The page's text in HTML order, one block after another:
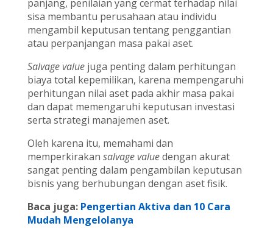
panjang, penilaian yang cermat terhadap nilai
sisa membantu perusahaan atau individu
mengambil keputusan tentang penggantian
atau perpanjangan masa pakai aset.
Salvage valuejuga penting dalam perhitungan
biaya total kepemilikan, karena mempengaruhi
perhitungan nilai aset pada akhir masa pakai
dan dapat memengaruhi keputusan investasi
serta strategi manajemen aset.
Oleh karena itu, memahami dan
memperkirakan salvage valuedengan akurat
sangat penting dalam pengambilan keputusan
bisnis yang berhubungan dengan aset fisik.
Baca juga: Pengertian Aktiva dan 10 Cara
Mudah Mengelolanya